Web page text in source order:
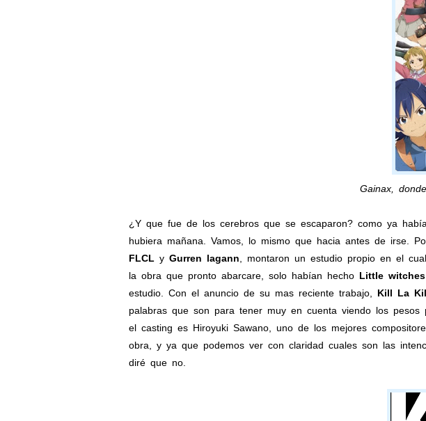
Gainax,
¿Y que fue de los cerebros que se escaparon? como ya
hubiera mañana. Vamos, lo mismo que hacia antes de irse.
FLCL y Gurren lagann , montaron un estudio propio en el
la obra que pronto abarcare, solo habían hecho Little witches
estudio. Con el anuncio de su mas reciente trabajo, Kill La
palabras que son para tener muy en cuenta viendo los
el casting es Hiroyuki Sawano, uno de los mejores
obra, y ya que podemos ver con claridad cuales son las
diré que no.